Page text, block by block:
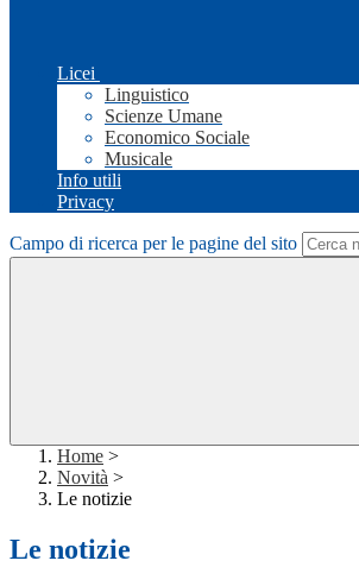
Licei
Linguistico
Scienze Umane
Economico Sociale
Musicale
Info utili
Privacy
Campo di ricerca per le pagine del sito
Home >
Novità >
Le notizie
Le notizie